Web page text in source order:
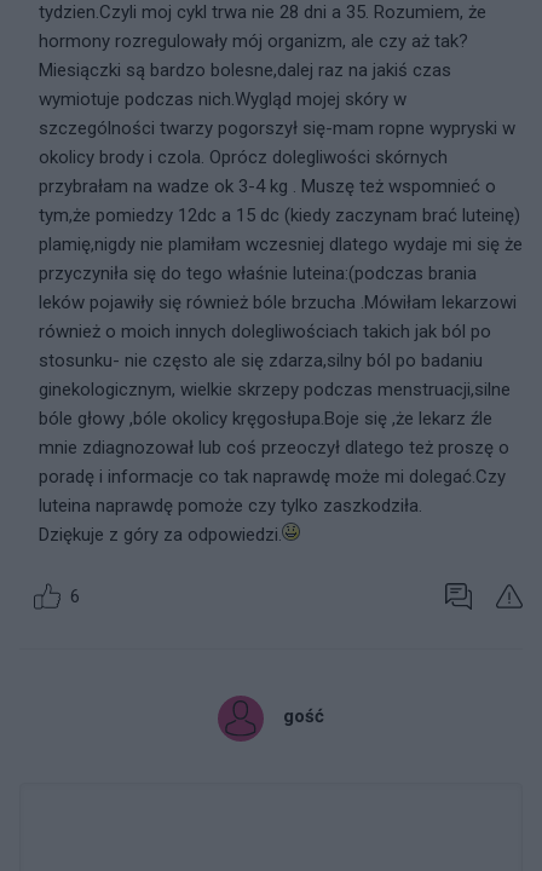
tydzien.Czyli moj cykl trwa nie 28 dni a 35. Rozumiem, że
hormony rozregulowały mój organizm, ale czy aż tak?
Miesiączki są bardzo bolesne,dalej raz na jakiś czas
wymiotuje podczas nich.Wygląd mojej skóry w
szczególności twarzy pogorszył się-mam ropne wypryski w
okolicy brody i czola. Oprócz dolegliwości skórnych
przybrałam na wadze ok 3-4 kg . Muszę też wspomnieć o
tym,że pomiedzy 12dc a 15 dc (kiedy zaczynam brać luteinę)
plamię,nigdy nie plamiłam wczesniej dlatego wydaje mi się że
przyczyniła się do tego właśnie luteina:(podczas brania
leków pojawiły się również bóle brzucha .Mówiłam lekarzowi
również o moich innych dolegliwościach takich jak ból po
stosunku- nie często ale się zdarza,silny ból po badaniu
ginekologicznym, wielkie skrzepy podczas menstruacji,silne
bóle głowy ,bóle okolicy kręgosłupa.Boje się ,że lekarz źle
mnie zdiagnozował lub coś przeoczył dlatego też proszę o
poradę i informacje co tak naprawdę może mi dolegać.Czy
luteina naprawdę pomoże czy tylko zaszkodziła.
Dziękuje z góry za odpowiedzi.
6
gość